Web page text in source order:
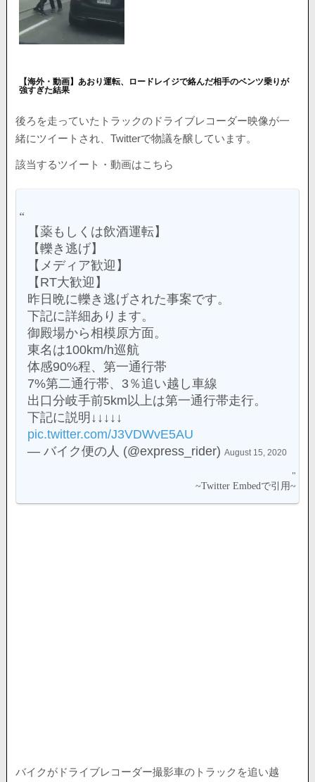
【海外・動画】あおり運転、ロードレイジで絡んだ相手のベンツ乗りが
強すぎた結果
後ろを走っていたトラックのドライブレコーダー映像が一
緒にツイートされ、Twitterで物議を醸しています。
該当するツイート・動画はこちら
【薬もしくは飲酒運転】
【轢き逃げ】
【メディア歓迎】
【RT大歓迎】
昨日晩に轢き逃げされた事案です。
下記に詳細あります。
御殿場から相模原方面。
東名は100km/h巡航
体感90%程、第一通行帯
7%第二通行帯、3％追い越し車線
出口分岐手前5km以上は第一通行帯走行。
下記に説明↓↓↓↓↓
pic.twitter.com/J3VDWvE5AU
— バイク便の人 (@express_rider)August 15, 2020
バイクがドライブレコーダー撮影車のトラックを追い越